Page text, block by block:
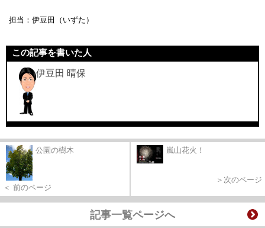
担当：伊豆田（いずた）
この記事を書いた人
伊豆田 晴保
公園の樹木
＜ 前のページ
嵐山花火！
＞次のページ
記事一覧ページへ